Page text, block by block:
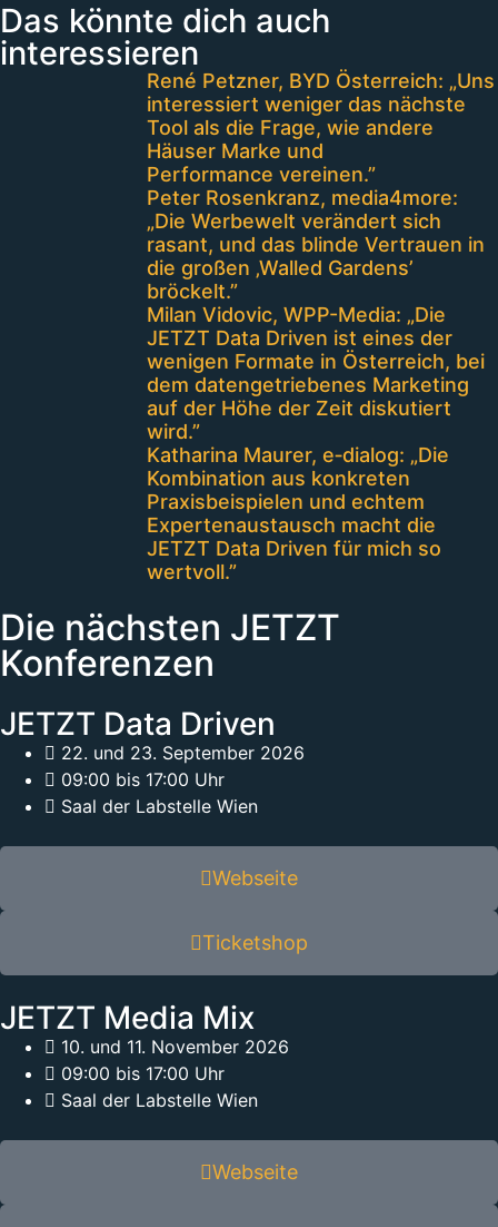
Das könnte dich auch
interessieren
René Petzner, BYD Österreich: „Uns
interessiert weniger das nächste
Tool als die Frage, wie andere
Häuser Marke und
Performance vereinen.”
Peter Rosenkranz, media4more:
„Die Werbewelt verändert sich
rasant, und das blinde Vertrauen in
die großen ‚Walled Gardens’
bröckelt.”
Milan Vidovic, WPP-Media: „Die
JETZT Data Driven ist eines der
wenigen Formate in Österreich, bei
dem datengetriebenes Marketing
auf der Höhe der Zeit diskutiert
wird.”
Katharina Maurer, e‑dialog: „Die
Kombination aus konkreten
Praxisbeispielen und echtem
Expertenaustausch macht die
JETZT Data Driven für mich so
wertvoll.”
Die nächsten JETZT
Konferenzen
JETZT Data Driven
22. und 23. September 2026
09:00 bis 17:00 Uhr
Saal der Labstelle Wien
Webseite
Ticketshop
JETZT Media Mix
10. und 11. November 2026
09:00 bis 17:00 Uhr
Saal der Labstelle Wien
Webseite